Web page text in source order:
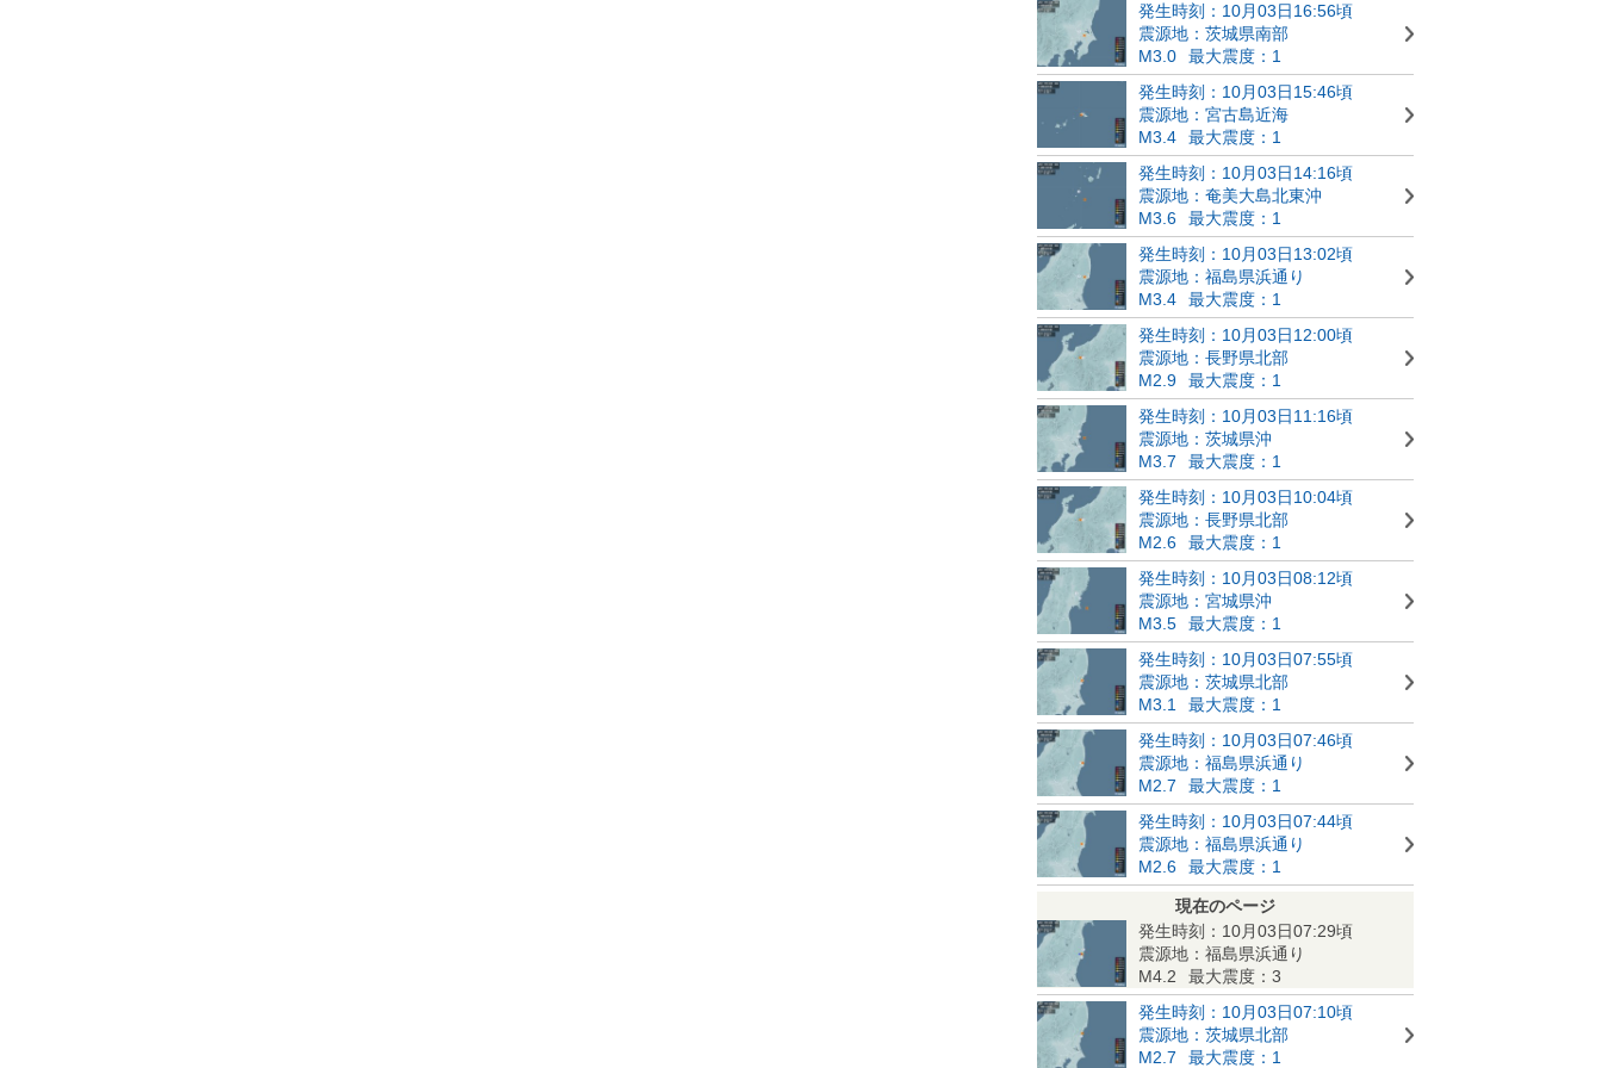
発生時刻：10月03日16:56頃
震源地：茨城県南部
M3.0
最大震度：1
発生時刻：10月03日15:46頃
震源地：宮古島近海
M3.4
最大震度：1
発生時刻：10月03日14:16頃
震源地：奄美大島北東沖
M3.6
最大震度：1
発生時刻：10月03日13:02頃
震源地：福島県浜通り
M3.4
最大震度：1
発生時刻：10月03日12:00頃
震源地：長野県北部
M2.9
最大震度：1
発生時刻：10月03日11:16頃
震源地：茨城県沖
M3.7
最大震度：1
発生時刻：10月03日10:04頃
震源地：長野県北部
M2.6
最大震度：1
発生時刻：10月03日08:12頃
震源地：宮城県沖
M3.5
最大震度：1
発生時刻：10月03日07:55頃
震源地：茨城県北部
M3.1
最大震度：1
発生時刻：10月03日07:46頃
震源地：福島県浜通り
M2.7
最大震度：1
発生時刻：10月03日07:44頃
震源地：福島県浜通り
M2.6
最大震度：1
現在のページ
発生時刻：10月03日07:29頃
震源地：福島県浜通り
M4.2
最大震度：3
発生時刻：10月03日07:10頃
震源地：茨城県北部
M2.7
最大震度：1